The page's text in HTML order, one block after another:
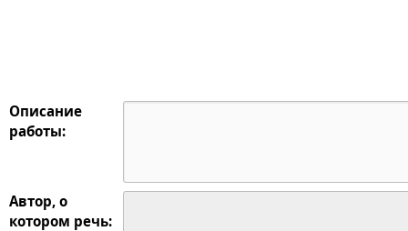
Описание
работы:
Автор, о
котором речь: